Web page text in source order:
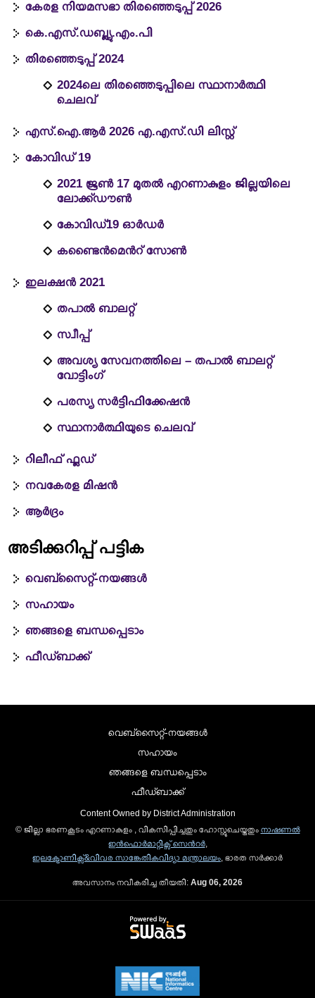
കേരള നിയമസഭാ തിരഞ്ഞെടുപ്പ് 2026
കെ.എസ്.ഡബ്ല്യു.എം.പി
തിരഞ്ഞെടുപ്പ് 2024
2024ലെ തിരഞ്ഞെടുപ്പിലെ സ്ഥാനാർത്ഥി
ചെലവ്
എസ്.ഐ.ആർ 2026 എ.എസ്.ഡി ലിസ്റ്റ്
കോവിഡ് 19
2021 ജൂൺ 17 മുതൽ എറണാകുളം ജില്ലയിലെ
ലോക്ക്ഡൗൺ
കോവിഡ്19 ഓർഡർ
കണ്ടൈൻമെൻറ് സോൺ
ഇലക്ഷൻ 2021
തപാൽ ബാലറ്റ്
സ്വീപ്പ്
അവശ്യ സേവനത്തിലെ – തപാൽ ബാലറ്റ്
വോട്ടിംഗ്
പരസ്യ സർട്ടിഫിക്കേഷൻ
സ്ഥാനാർത്ഥിയുടെ ചെലവ്
റിലീഫ് ഫ്ലഡ്
നവകേരള മിഷൻ
ആർദ്രം
അടിക്കുറിപ്പ് പട്ടിക
വെബ്സൈറ്റ്-നയങ്ങള്‍
സഹായം
ഞങ്ങളെ ബന്ധപ്പെടാം
ഫീഡ്ബാക്ക്
വെബ്സൈറ്റ്-നയങ്ങള്‍
സഹായം
ഞങ്ങളെ ബന്ധപ്പെടാം
ഫീഡ്ബാക്ക്
Content Owned by District Administration
© ജില്ലാ ഭരണകൂടം എറണാകുളം , വികസിപ്പിച്ചതും ഹോസ്റ്റുചെയ്തതും നാഷണല്‍
ഇന്‍ഫൊര്‍മാറ്റിക്സ് സെന്‍റര്‍,
ഇലക്ട്രോണിക്സ്&വിവര സാങ്കേതികവിദ്യാ മന്ത്രാലയം, ഭാരത സര്‍ക്കാര്‍
അവസാനം നവീകരിച്ച തീയതി: Aug 06, 2026